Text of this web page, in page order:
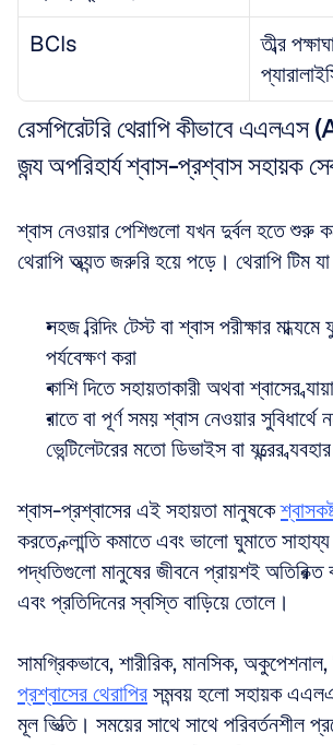
BCIs
তীব্র
রেসপিরেটরি থেরাপি কীভাবে এএলএস
জন্য অপরিহার্য শ্বাস-প্রশ্বাস সহায়ক
শ্বাস নেওয়ার পেশিগুলো যখন দুর্বল হতে শুরু
থেরাপি অত্যন্ত জরুরি হয়ে পড়ে। থেরাপি টিম
সহজ ব্রিদিং টেস্ট বা শ্বাস পরীক্ষার
পর্যবেক্ষণ করা
কাশি দিতে সহায়তাকারী অথবা শ্বাসের
রাতে বা পূর্ণ সময় শ্বাস নেওয়ার
ভেন্টিলেটরের মতো ডিভাইস বা যন্ত্রের
শ্বাস-প্রশ্বাসের এই সহায়তা মানুষকে
করতে, ক্লান্তি কমাতে এবং ভালো ঘুমাতে
পদ্ধতিগুলো মানুষের জীবনে প্রায়শই
এবং প্রতিদিনের স্বস্তি বাড়িয়ে তোলে।
সামগ্রিকভাবে, শারীরিক, মানসিক,
প্রশ্বাসের থেরাপির সমন্বয় হলো সহায়ক
মূল ভিত্তি। সময়ের সাথে সাথে পরিবর্তনশীল